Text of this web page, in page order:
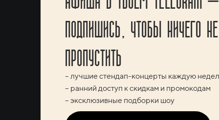
ПОДПИШИСЬ, ЧТОБЫ НИЧЕГО НЕ
ПРОПУСТИТЬ
– лучшие стендап-концерты каждую
– ранний доступ к скидкам и промокодам
– эксклюзивные подборки шоу